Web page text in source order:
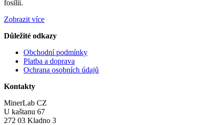
fosílií.
Zobrazit více
Důležité odkazy
Obchodní podmínky
Platba a doprava
Ochrana osobních údajů
Kontakty
MinerLab CZ
U kaštanu 67
272 03 Kladno 3